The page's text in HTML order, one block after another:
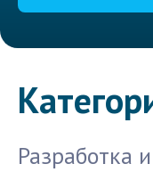
Разработка